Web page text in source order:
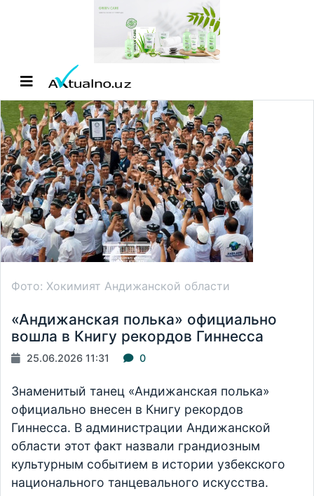
Фото: Хокимият Андижанской области
«Андижанская полька» официально
вошла в Книгу рекордов Гиннесса
25.06.2026 11:31 0
Знаменитый танец «Андижанская полька»
официально внесен в Книгу рекордов
Гиннесса. В администрации Андижанской
области этот факт назвали грандиозным
культурным событием в истории узбекского
национального танцевального искусства.